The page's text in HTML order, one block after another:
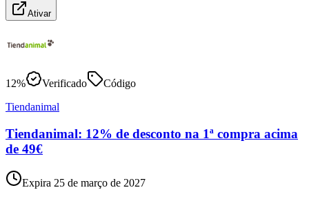
Ativar
12% Verificado
Código
Tiendanimal
Tiendanimal: 12% de desconto na 1ª compra acima
de 49€
Expira 25 de março de 2027